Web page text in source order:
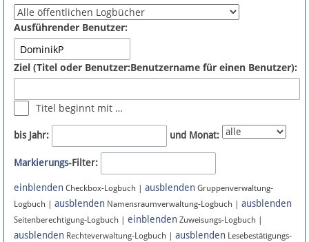
Fördermitglied werden
Fehler melden
Newsletter
Bluesky
Facebook
Instagram
Ausführender Benutzer:
Ziel (Titel oder Benutzer:Benutzername für einen Benutzer):
Titel beginnt mit …
bis Jahr: und Monat:
Markierungs-Filter:
einblenden Checkbox-Logbuch | ausblenden Gruppenverwaltung-
Logbuch | ausblenden Namensraumverwaltung-Logbuch | ausblenden
Seitenberechtigung-Logbuch | einblenden Zuweisungs-Logbuch |
ausblenden Rechteverwaltung-Logbuch | ausblenden Lesebestätigungs-